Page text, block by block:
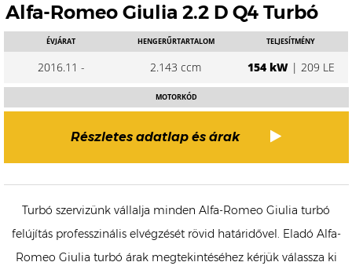
Alfa-Romeo Giulia 2.2 D Q4 Turbó
ÉVJÁRAT
2016.11 -
HENGERŰRTARTALOM
2.143 ccm
TELJESÍTMÉNY
154 kW| 209 LE
MOTORKÓD
Részletes adatlap és árak
Turbó szervizünk vállalja minden Alfa-Romeo Giulia turbó
felújítás professzinális elvégzését rövid határidővel. Eladó Alfa-
Romeo Giulia turbó árak megtekintéséhez kérjük válassza ki